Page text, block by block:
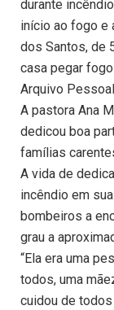
durante
início ao fogo e
dos Santos, de
casa pegar fogo
Arquivo Pessoal
A pastora Ana
dedicou boa
famílias
A vida de
incêndio em
bombeiros a
grau a
“Ela era uma
todos, uma
cuidou de todos